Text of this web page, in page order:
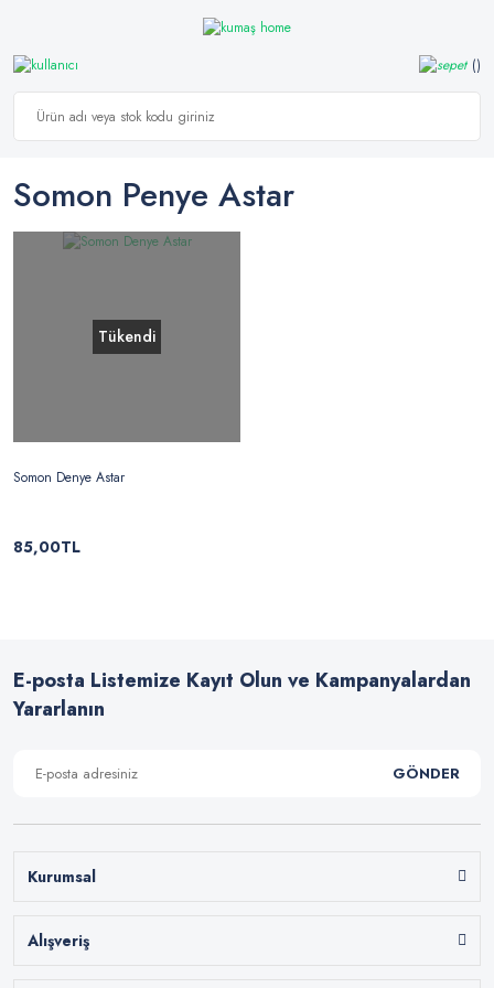
Somon Penye Astar
Tükendi
Somon Denye Astar
85,00TL
E-posta Listemize Kayıt Olun ve Kampanyalardan
Yararlanın
GÖNDER
Kurumsal
Alışveriş